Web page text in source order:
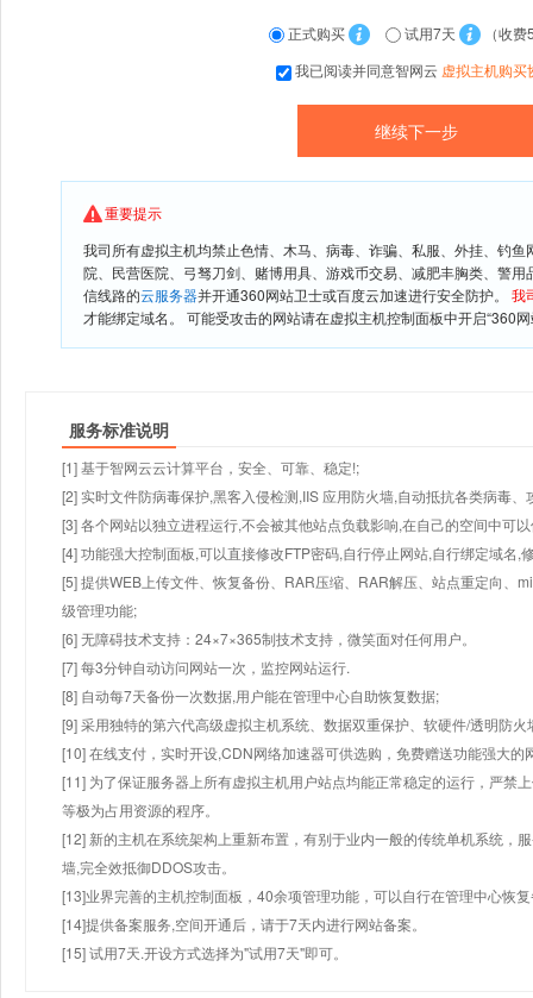
正式购买 试用7天
（收费
我已阅读并同意智网云 虚拟主机购买
重要提示
我司所有虚拟主机均禁止色情、木马、病毒、诈骗、私服、外挂、钓
院、民营医院、弓驽刀剑、赌博用具、游戏币交易、减肥丰胸类、警
信线路的云服务器并开通360网站卫士或百度云加速进行安全防护。 我
才能绑定域名。 可能受攻击的网站请在虚拟主机控制面板中开启“360
服务标准说明
[1] 基于智网云云计算平台，安全、可靠、稳定!;
[2] 实时文件防病毒保护,黑客入侵检测,IIS 应用防火墙,自动抵抗各类病毒、
[3] 各个网站以独立进程运行,不会被其他站点负载影响,在自己的空间中可
[4] 功能强大控制面板,可以直接修改FTP密码,自行停止网站,自行绑定域名,
[5] 提供WEB上传文件、恢复备份、RAR压缩、RAR解压、站点重定向、
级管理功能;
[6] 无障碍技术支持：24×7×365制技术支持，微笑面对任何用户。
[7] 每3分钟自动访问网站一次，监控网站运行.
[8] 自动每7天备份一次数据,用户能在管理中心自助恢复数据;
[9] 采用独特的第六代高级虚拟主机系统、数据双重保护、软硬件/透明防火
[10] 在线支付，实时开设,CDN网络加速器可供选购，免费赠送功能强大
[11] 为了保证服务器上所有虚拟主机用户站点均能正常稳定的运行，严禁
等极为占用资源的程序。
[12] 新的主机在系统架构上重新布置，有别于业内一般的传统单机系统，
墙,完全效抵御DDOS攻击。
[13]业界完善的主机控制面板，40余项管理功能，可以自行在管理中心恢
[14]提供备案服务,空间开通后，请于7天内进行网站备案。
[15] 试用7天.开设方式选择为"试用7天"即可。